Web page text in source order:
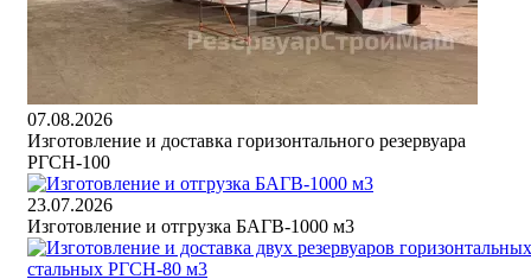
07.08.2026
Изготовление и доставка горизонтального резервуара
РГСН-100
23.07.2026
Изготовление и отгрузка БАГВ-1000 м3